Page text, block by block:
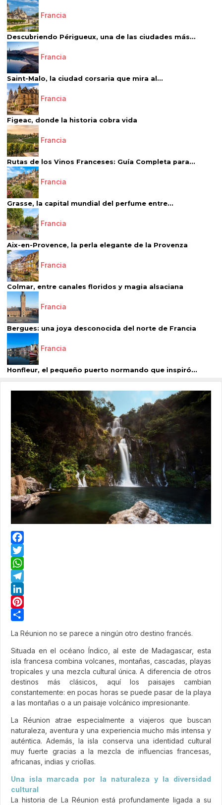
Francia
Descubriendo Périgueux, una de las ciudades más...
Francia
Saint-Malo, la ciudad corsaria que mira al...
Francia
Figeac, donde la historia cobra vida
Francia
Rutas de los Vinos Franceses: Guía Completa para...
Francia
Grasse, la capital mundial del perfume entre...
Francia
Aix-en-Provence, la perla elegante de la Provenza
Francia
Colmar, entre canales floridos y magia alsaciana
Francia
Bergues: una joya desconocida del norte de Francia
Francia
Honfleur, el pequeño puerto normando que inspiró...
Facebook
Twitter
WhatsApp
Telegram
LinkedIn
Pinterest
La Réunion no se parece a ningún otro destino francés.
Situada en el océano Índico, al este de Madagascar, esta
isla francesa combina volcanes, montañas, cascadas, playas
tropicales y una mezcla cultural única. A diferencia de otros
destinos más clásicos, aquí los paisajes cambian
constantemente: en pocas horas se puede pasar de la playa
a las montañas o a un paisaje volcánico impresionante.
La Réunion atrae especialmente a viajeros que buscan
naturaleza, aventura y una experiencia mucho más intensa y
auténtica. Además, la isla conserva una identidad cultural
muy fuerte gracias a la mezcla de influencias francesas,
africanas, indias y criollas.
Una isla marcada por la naturaleza y la diversidad
cultural
La historia de La Réunion está profundamente ligada a su